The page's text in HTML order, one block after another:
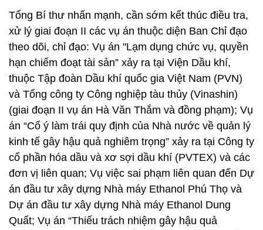
Tổng Bí thư nhấn mạnh, cần sớm kết thúc điều tra,
xử lý giai đoạn II các vụ án thuộc diện Ban Chỉ đạo
theo dõi, chỉ đạo: Vụ án "Lạm dụng chức vụ, quyền
hạn chiếm đoạt tài sản” xảy ra tại Viện Dầu khí,
thuộc Tập đoàn Dầu khí quốc gia Việt Nam (PVN)
và Tổng công ty Công nghiệp tàu thủy (Vinashin)
(giai đoạn II vụ án Hà Văn Thắm và đồng phạm); Vụ
án “Cố ý làm trái quy định của Nhà nước về quản lý
kinh tế gây hậu quả nghiêm trọng” xảy ra tại Công ty
cổ phần hóa dầu và xơ sợi dầu khí (PVTEX) và các
đơn vị liên quan; Vụ việc sai phạm liên quan đến Dự
án đầu tư xây dựng Nhà máy Ethanol Phú Thọ và
Dự án đầu tư xây dựng Nhà máy Ethanol Dung
Quất; Vụ án “Thiếu trách nhiệm gây hậu quả